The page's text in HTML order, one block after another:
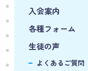
入会案内
各種フォーム
生徒の声
よくあるご質問